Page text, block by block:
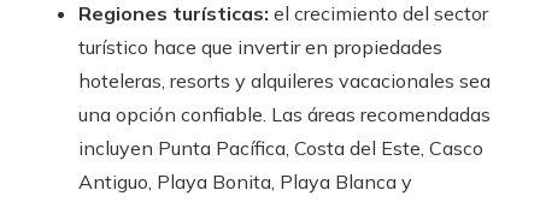
Regiones turísticas: el crecimiento del sector
turístico hace que invertir en propiedades
hoteleras, resorts y alquileres vacacionales sea
una opción confiable. Las áreas recomendadas
incluyen Punta Pacífica, Costa del Este, Casco
Antiguo, Playa Bonita, Playa Blanca y